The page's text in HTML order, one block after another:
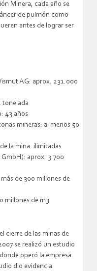
Minera, cada año se
de pulmón como
antes de lograr ser
AG: aprox. 231.000
tonelada
43 años
mineras: al menos 50
la mina: ilimitadas
aprox. 3.700
de 300 millones de
millones de m3
cierre de las minas de
se realizó un estudio
operó la empresa
dio evidencia